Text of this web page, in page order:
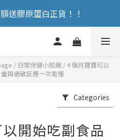
送膠原蛋白正貨！！
送膠原蛋白正貨！！
『300元』購物金
送膠原蛋白正貨！！
/ 日常保健小知識 / 4 個月寶寶可以
與過敏反應一次看懂
Categories
開始吃副食品